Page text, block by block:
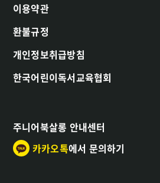
이용약관
환불규정
개인정보취급방침
한국어린이독서교육협회
주니어북살롱 안내센터
카카오톡에서 문의하기